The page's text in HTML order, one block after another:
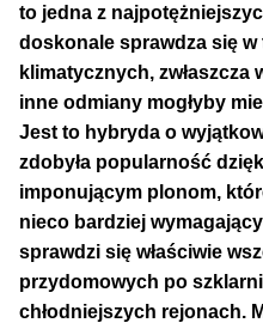
Szybkie Automaty
Max THC 21% i Więcej
Odporne Odmiany
Medyczne Odmiany
Regularne
to jedna z
doskonale sprawdza się
klimatycznych,
inne odmiany mogłyby
Jest to hybryda o
zdobyła popularność
imponującym plonom,
nieco bardziej
sprawdzi się właściwie
przydomowych po
chłodniejszych rejonach.